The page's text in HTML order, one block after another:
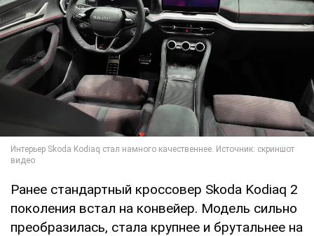
Ранее стандартный кроссовер Skoda Kodiaq 2
поколения встал на конвейер. Модель сильно
преобразилась, стала крупнее и брутальнее на